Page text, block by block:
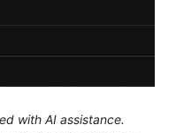
with AI assistance.